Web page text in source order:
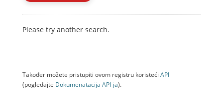
Please try another search.
Također možete pristupiti ovom registru koristeći API
(pogledajte Dokumenаtаcijа API-jа).